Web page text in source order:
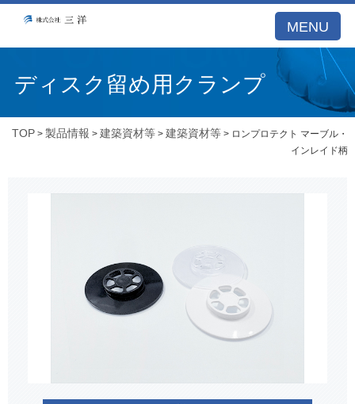
MENU
ディスク留め用クランプ
TOP >製品情報 > 建築資材等 > 建築資材等 > ロンプロテクト マーブル・
インレイド柄